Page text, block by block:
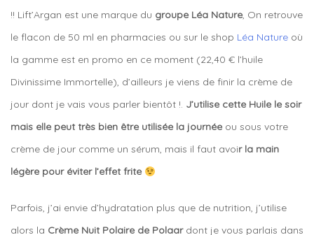
!! Lift’Argan est une marque du groupe Léa Nature, On retrouve
le flacon de 50 ml en pharmacies ou sur le shop Léa Nature où
la gamme est en promo en ce moment (22,40 € l’huile
Divinissime Immortelle), d’ailleurs je viens de finir la crème de
jour dont je vais vous parler bientôt !. J’utilise cette Huile le soir
mais elle peut très bien être utilisée la journée ou sous votre
crème de jour comme un sérum, mais il faut avoir la main
légère pour éviter l’effet frite
Parfois, j’ai envie d’hydratation plus que de nutrition, j’utilise
alors la Crème Nuit Polaire de Polaardont je vous parlais dans